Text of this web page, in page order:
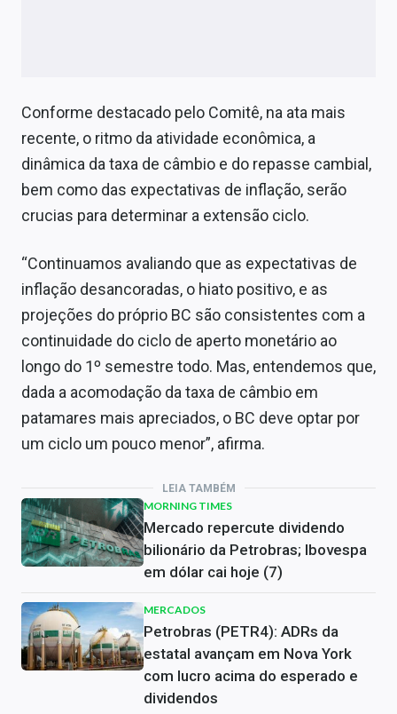
Conforme destacado pelo Comitê, na ata mais
recente, o ritmo da atividade econômica, a
dinâmica da taxa de câmbio e do repasse cambial,
bem como das expectativas de inflação, serão
crucias para determinar a extensão ciclo.
“Continuamos avaliando que as expectativas de
inflação desancoradas, o hiato positivo, e as
projeções do próprio BC são consistentes com a
continuidade do ciclo de aperto monetário ao
longo do 1º semestre todo. Mas, entendemos que,
dada a acomodação da taxa de câmbio em
patamares mais apreciados, o BC deve optar por
um ciclo um pouco menor”, afirma.
LEIA TAMBÉM
MORNING TIMES
Mercado repercute dividendo
bilionário da Petrobras; Ibovespa
em dólar cai hoje (7)
MERCADOS
Petrobras (PETR4): ADRs da
estatal avançam em Nova York
com lucro acima do esperado e
dividendos